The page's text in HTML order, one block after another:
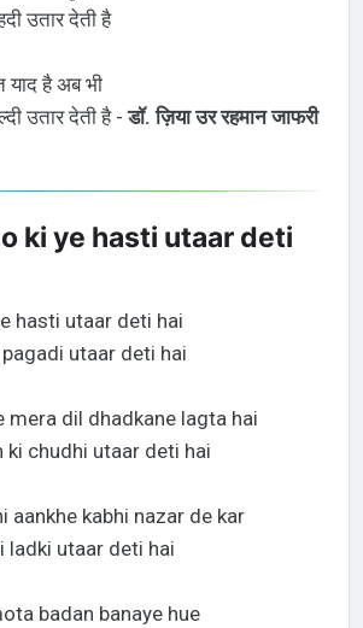
उतार देती है
याद है अब भी
उतार देती है -डॉ. ज़िया उर रहमान जाफरी
ki ye hasti utaar deti
hasti utaar deti hai
utaar deti hai
mera dil dhadkane lagta hai
ki chudhi utaar deti hai
aankhe kabhi nazar de kar
ladki utaar deti hai
badan banaye hue